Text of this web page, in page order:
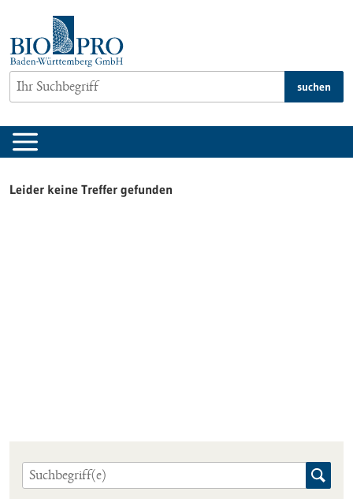
springen
suchen
Leider keine Treffer gefunden